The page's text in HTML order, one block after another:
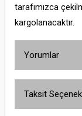
tarafımızca
kargolanacaktır.
Yorumlar
Taksit